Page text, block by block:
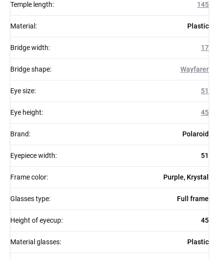
Temple length: 145
Material : Plastic
Bridge width: 17
Bridge shape: Wayfarer
Eye size: 51
Eye height: 45
Brand: Polaroid
Eyepiece width: 51
Frame color: Purple, Krystal
Glasses type: Full frame
Height of eyecup: 45
Material glasses: Plastic